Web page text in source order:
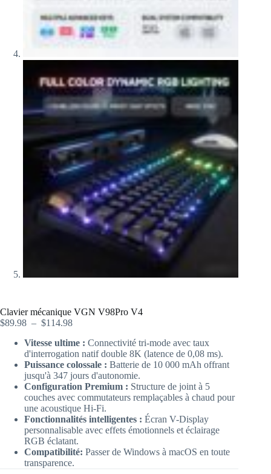
Clavier mécanique VGN V98Pro V4
$89.98 – $114.98
Vitesse ultime : Connectivité tri-mode avec taux
d'interrogation natif double 8K (latence de 0,08 ms).
Puissance colossale : Batterie de 10 000 mAh offrant
jusqu'à 347 jours d'autonomie.
Configuration Premium : Structure de joint à 5
couches avec commutateurs remplaçables à chaud pour
une acoustique Hi-Fi.
Fonctionnalités intelligentes : Écran V-Display
personnalisable avec effets émotionnels et éclairage
RGB éclatant.
Compatibilité: Passer de Windows à macOS en toute
transparence.